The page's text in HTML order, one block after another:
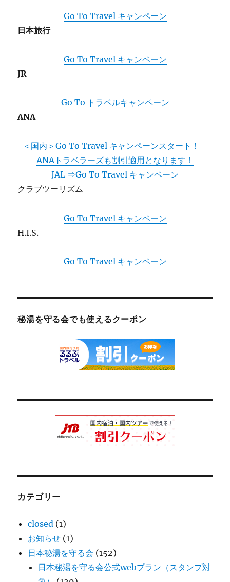
Go To Travel キャンペーン
日本旅行
Go To Travel キャンペーン
JR
Go To トラベルキャンペーン
ANA
＜国内＞Go To Travel キャンペーンスタート！
ANAトラベラーズも割引適用となります！
JAL ⇒Go To Travel キャンペーン
クラブツーリズム
Go To Travel キャンペーン
H.I.S.
Go To Travel キャンペーン
秘湯を守る会でも使えるクーポン
カテゴリー
closed (1)
お知らせ (1)
日本秘湯を守る会 (152)
日本秘湯を守る会公式webプラン（スタンプ対